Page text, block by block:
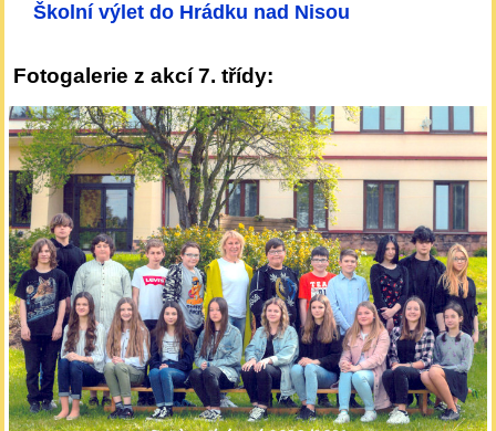
Školní výlet do Hrádku nad Nisou
Fotogalerie z akcí 7. třídy: